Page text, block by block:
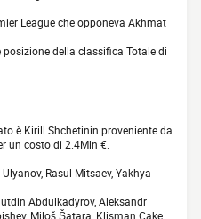
League che opponeva Akhmat
della classifica Totale di
è Kirill Shchetinin proveniente da
un costo di 2.4Mln €.
Rasul Mitsaev, Yakhya
Abdulkadyrov, Aleksandr
Miloš Šatara, Klisman Cake,